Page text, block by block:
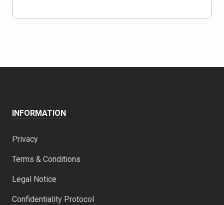
INFORMATION
Privacy
Terms & Conditions
Legal Notice
Confidentiality Protocol